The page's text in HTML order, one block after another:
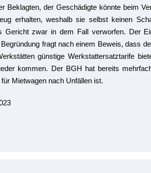
Beklagten, der Geschädigte könnte beim
erhalten, weshalb sie selbst keinen
Gericht zwar in dem Fall verworfen. Der
fragt nach einem Beweis, dass
günstige Werkstattersatztarife
kommen. Der BGH hat bereits
Mietwagen nach Unfällen ist.